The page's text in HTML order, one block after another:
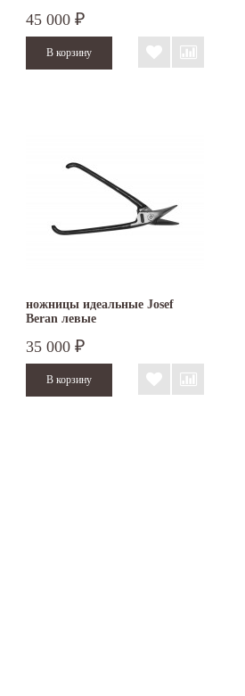
45 000 ₽
ножницы идеальные Josef
Beran левые
35 000 ₽